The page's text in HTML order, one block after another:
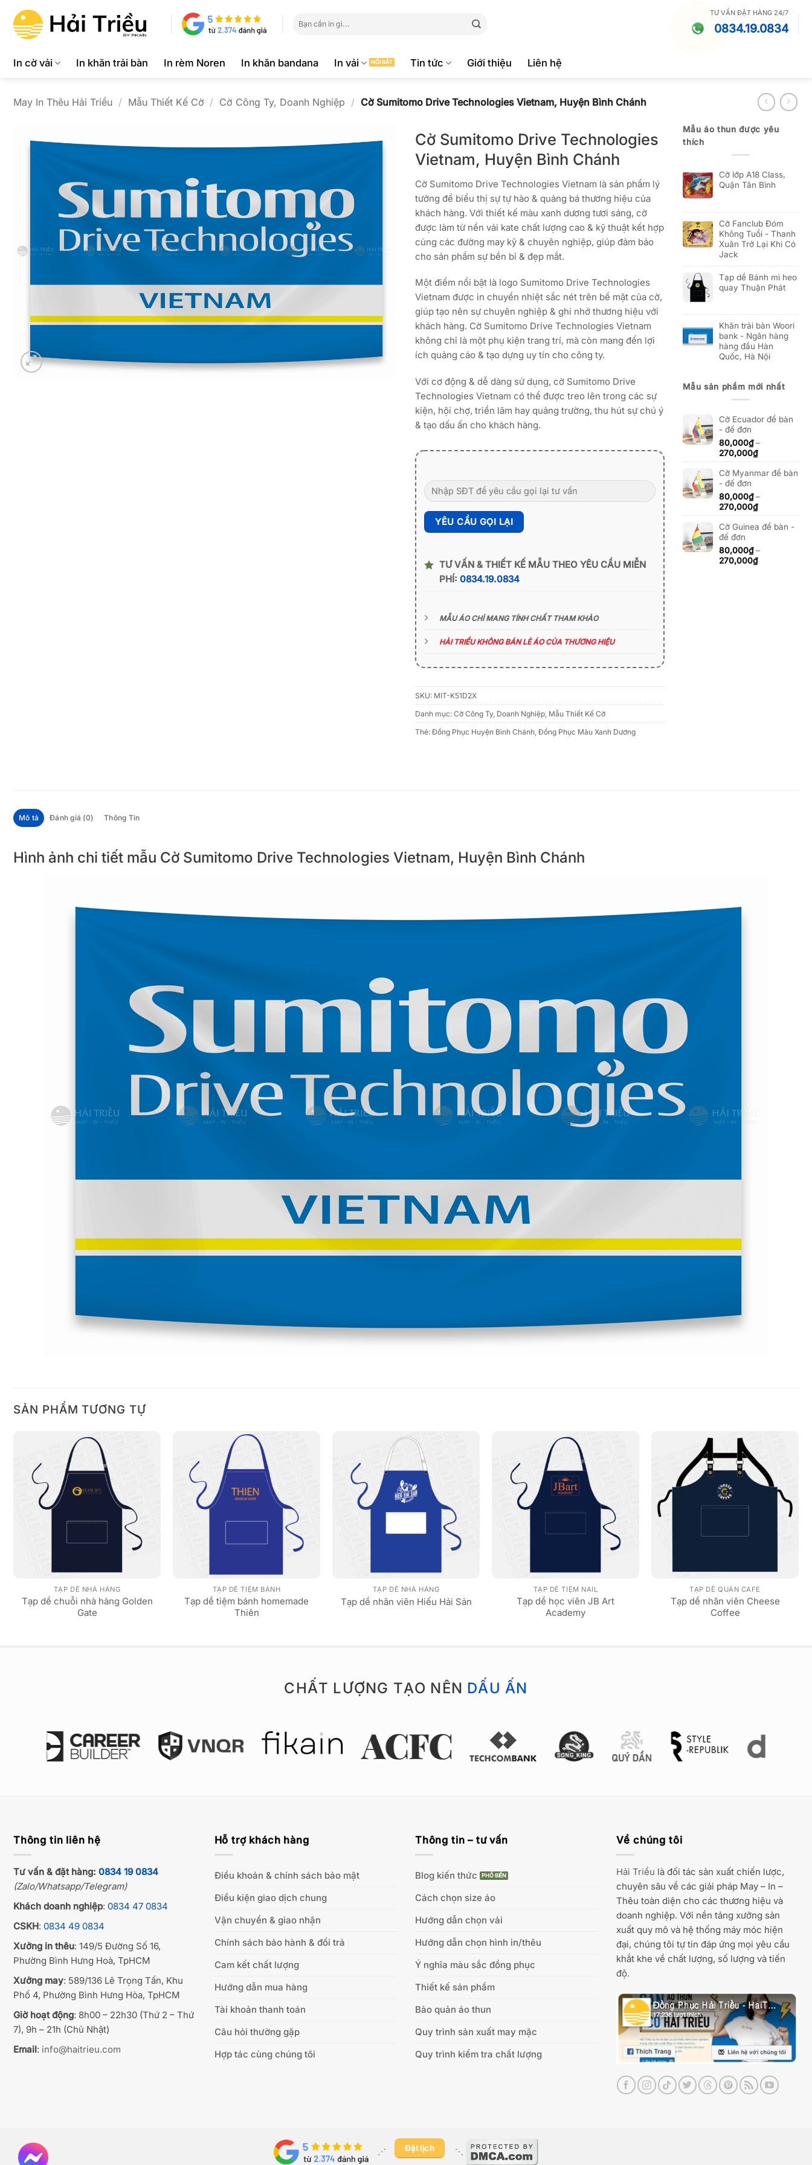
qua
kiếm:
TƯ VẤN ĐẶT HÀNG 24/7
0834.19.0834
In cờ vải In khăn trải bàn In rèm Noren In khăn bandana In vải Tin tức Giới thiệu Liên hệ
May In Thêu Hải Triều / Mẫu Thiết Kế Cờ / Cờ Công Ty, Doanh Nghiệp / Cờ Sumitomo Drive Technologies Vietnam, Huyện Bình Chánh
Cờ Sumitomo Drive Technologies
Vietnam, Huyện Bình Chánh
Cờ Sumitomo Drive Technologies Vietnam là sản phẩm lý
tưởng để biểu thị sự tự hào & quảng bá thương hiệu của
khách hàng. Với thiết kế màu xanh dương tươi sáng, cờ
được làm từ nền vải kate chất lượng cao & kỹ thuật kết hợp
cùng các đường may kỹ & chuyên nghiệp, giúp đảm bảo
cho sản phẩm sự bền bỉ & đẹp mắt.
Một điểm nổi bật là logo Sumitomo Drive Technologies
Vietnam được in chuyển nhiệt sắc nét trên bề mặt của cờ,
giúp tạo nên sự chuyên nghiệp & ghi nhớ thương hiệu với
khách hàng. Cờ Sumitomo Drive Technologies Vietnam
không chỉ là một phụ kiện trang trí, mà còn mang đến lợi
ích quảng cáo & tạo dựng uy tín cho công ty.
Với cơ động & dễ dàng sử dụng, cờ Sumitomo Drive
Technologies Vietnam có thể được treo lên trong các sự
kiện, hội chợ, triển lãm hay quảng trường, thu hút sự chú ý
& tạo dấu ấn cho khách hàng.
TƯ VẤN & THIẾT KẾ MẪU THEO YÊU CẦU MIỄN
PHÍ: 0834.19.0834
MẪU ÁO CHỈ MANG TÍNH CHẤT THAM KHẢO
HẢI TRIỀU KHÔNG BÁN LẺ ÁO CỦA THƯƠNG HIỆU
SKU: MIT-K51D2X
Danh mục: Cờ Công Ty, Doanh Nghiệp, Mẫu Thiết Kế Cờ
Thẻ: Đồng Phục Huyện Bình Chánh, Đồng Phục Màu Xanh Dương
Mẫu áo thun được yêu
thích
Cờ lớp A18 Class,
Quận Tân Bình
Cờ Fanclub Đóm
Không Tuổi - Thanh
Xuân Trở Lại Khi Có
Jack
Tạp dề Bánh mì heo
quay Thuận Phát
Khăn trải bàn Woori
bank - Ngân hàng
hàng đầu Hàn
Quốc, Hà Nội
Mẫu sản phẩm mới nhất
Cờ Ecuador để bàn
- đế đơn
80,000₫ –
270,000₫Khoảng
từ
270,000₫
Cờ Myanmar để bàn
- đế đơn
80,000₫ –
270,000₫Khoảng
từ
270,000₫
Cờ Guinea để bàn -
đế đơn
80,000₫ –
270,000₫Khoảng
Mô tả Đánh giá (0) Thông Tin
Hình ảnh chi tiết mẫu Cờ Sumitomo Drive Technologies Vietnam, Huyện Bình Chánh
SẢN PHẨM TƯƠNG TỰ
TẠP DỀ NHÀ HÀNG
Tạp dề chuỗi nhà hàng Golden
Gate
TẠP DỀ TIỆM BÁNH
Tạp dề tiệm bánh homemade
Thiên
TẠP DỀ NHÀ HÀNG
Tạp dề nhân viên Hiếu Hải Sản
TẠP DỀ TIỆM NAIL
Tạp dề học viên JB Art
Academy
TẠP DỀ QUÁN CAFE
Tạp dề nhân viên Cheese
Coffee
CHẤT LƯỢNG TẠO NÊN DẤU ẤN
Thông tin liên hệ
Tư vấn & đặt hàng: 0834 19 0834
(Zalo/Whatsapp/Telegram)
Khách doanh nghiệp: 0834 47 0834
CSKH: 0834 49 0834
Xưởng in thêu: 149/5 Đường Số 16,
Phường Bình Hưng Hoà, TpHCM
Xưởng may: 589/136 Lê Trọng Tấn, Khu
Phố 4, Phường Bình Hưng Hòa, TpHCM
Giờ hoạt động: 8h00 – 22h30 (Thứ 2 – Thứ
7), 9h – 21h (Chủ Nhật)
Email: info@haitrieu.com
Hỗ trợ khách hàng
Điều khoản & chính sách bảo mật
Điều kiện giao dịch chung
Vận chuyển & giao nhận
Chính sách bảo hành & đổi trả
Cam kết chất lượng
Hướng dẫn mua hàng
Tài khoản thanh toán
Câu hỏi thường gặp
Hợp tác cùng chúng tôi
Thông tin – tư vấn
Blog kiến thức
Cách chọn size áo
Hướng dẫn chọn vải
Hướng dẫn chọn hình in/thêu
Ý nghĩa màu sắc đồng phục
Thiết kế sản phẩm
Bảo quản áo thun
Quy trình sản xuất may mặc
Quy trình kiểm tra chất lượng
Về chúng tôi
Hải Triều là đối tác sản xuất chiến lược,
chuyên sâu về các giải pháp May – In –
Thêu toàn diện cho các thương hiệu và
doanh nghiệp. Với nền tảng xưởng sản
xuất quy mô và hệ thống máy móc hiện
đại, chúng tôi tự tin đáp ứng mọi yêu cầu
khắt khe về chất lượng, số lượng và tiến
độ.
⋰ ​ Đặt lịch ⋱